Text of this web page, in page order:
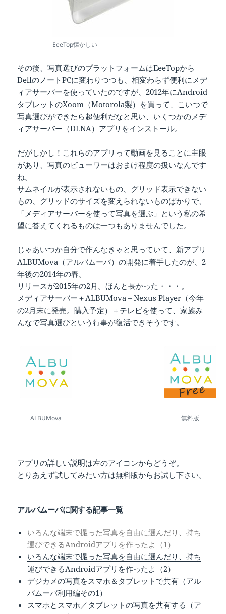
EeeTop懐かしい
その後、写真選びのプラットフォームはEeeTopから
DellのノートPCに変わりつつも、相変わらず便利にメデ
ィアサーバーを使っていたのですが、2012年にAndroid
タブレットのXoom（Motorola製）を買って、こいつで
写真選びができたら超便利だなと思い、いくつかのメデ
ィアサーバー（DLNA）アプリをインストール。
だがしかし！これらのアプリって動画を見ることに主眼
があり、写真のビューワーはおまけ程度の扱いなんです
ね。
サムネイルが表示されないもの、グリッド表示できない
もの、グリッドのサイズを変えられないものばかりで、
「メディアサーバーを使って写真を選ぶ」という私の希
望に答えてくれるものは一つもありませんでした。
じゃあいつか自分で作んなきゃと思っていて、新アプリ
ALBUMova（アルバムーバ）の開発に着手したのが、2
年後の2014年の春。
リリースが2015年の2月。ほんと長かった・・・。
メディアサーバー＋ALBUMova＋Nexus Player（今年
の2月末に発売。購入予定）＋テレビを使って、家族み
んなで写真選びという行事が復活できそうです。
ALBUMova 無料版
アプリの詳しい説明は左のアイコンからどうぞ。
とりあえず試してみたい方は無料版からお試し下さい。
アルバムーバに関する記事一覧
いろんな端末で撮った写真を自由に選んだり、持ち
運びできるAndroidアプリを作ったよ（1）
いろんな端末で撮った写真を自由に選んだり、持ち
運びできるAndroidアプリを作ったよ（2）
デジカメの写真をスマホ＆タブレットで共有（アル
バムーバ利用編その1）
スマホとスマホ／タブレットの写真を共有する（ア